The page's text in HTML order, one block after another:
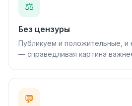
⚖️
Без цензуры
Публикуем и положительные, и
— справедливая картина
💬